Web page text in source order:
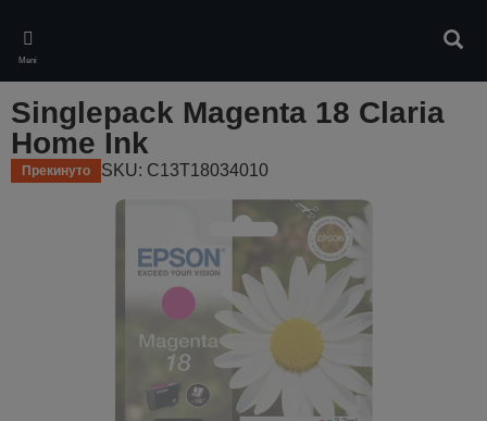
main
content
Meni
Singlepack Magenta 18 Claria
Home Ink
Прекинуто SKU: C13T18034010